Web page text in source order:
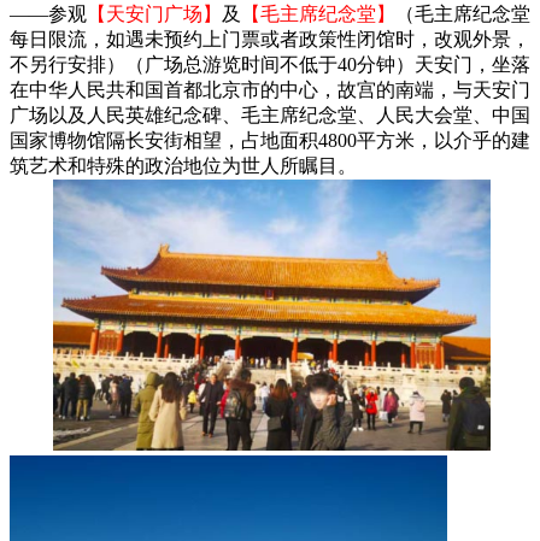
——参观 【天安门广场】 及 【毛主席纪念堂】
（毛主席纪念堂
每日限流，如遇未预约上门票或者政策性闭馆时，改观外景，
不另行安排）（广场总游览时间不低于40分钟）天安门，坐落
在中华人民共和国首都北京市的中心，故宫的南端，与天安门
广场以及人民英雄纪念碑、毛主席纪念堂、人民大会堂、中国
国家博物馆隔长安街相望，占地面积4800平方米，以介乎的建
筑艺术和特殊的政治地位为世人所瞩目。